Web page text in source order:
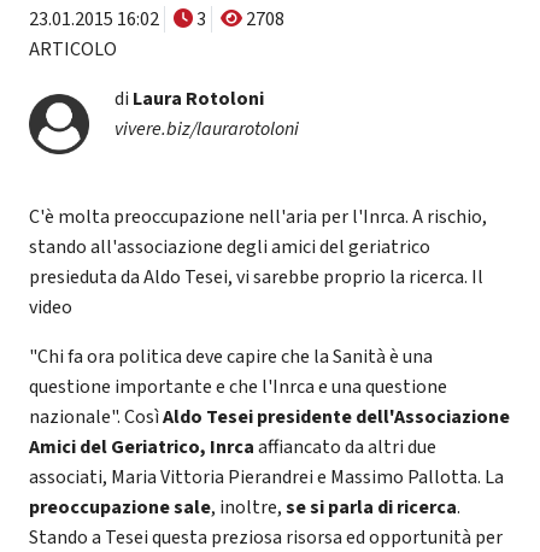
23.01.2015 16:02 3
2708
ARTICOLO
di Laura Rotoloni
vivere.biz/laurarotoloni
C'è molta preoccupazione nell'aria per l'Inrca. A rischio,
stando all'associazione degli amici del geriatrico
presieduta da Aldo Tesei, vi sarebbe proprio la ricerca. Il
video
"Chi fa ora politica deve capire che la Sanità è una
questione importante e che l'Inrca e una questione
nazionale". CosìAldo Tesei presidente dell'Associazione
Amici del Geriatrico, Inrcaaffiancato da altri due
associati, Maria Vittoria Pierandrei e Massimo Pallotta. La
preoccupazione sale, inoltre,se si parla di ricerca.
Stando a Tesei questa preziosa risorsa ed opportunità per